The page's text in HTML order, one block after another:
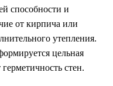
способности и
от кирпича или
утепления.
цельная
стен.